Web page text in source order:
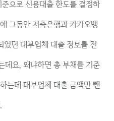
으로 신용대출 한도를 결정하
그동안 저축은행과 카카오뱅
던 대부업체 대출 정보를 전
데요, 왜냐하면 총 부채를 기준
는데 대부업체 대출 금액만 뺀